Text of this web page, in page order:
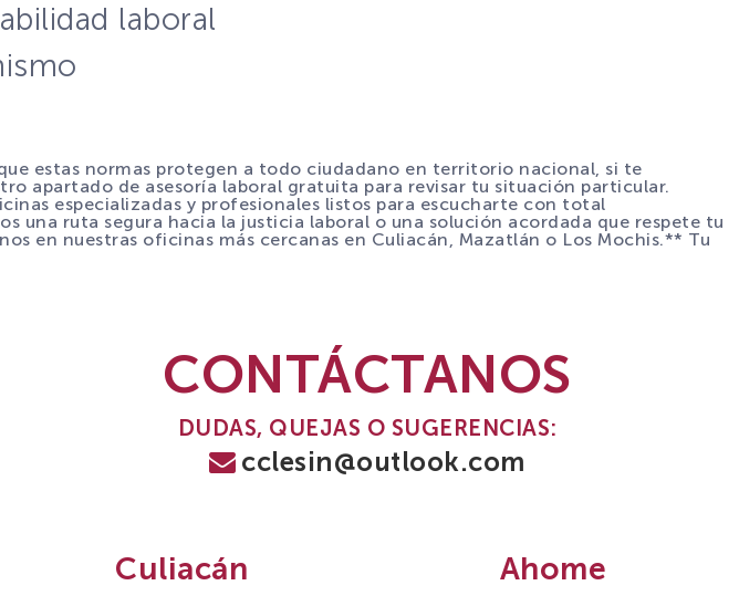
laboral
estas normas protegen a todo ciudadano en territorio nacional, si te
apartado de asesoría laboral gratuita para revisar tu situación particular.
especializadas y profesionales listos para escucharte con total
ruta segura hacia la justicia laboral o una solución acordada que respete tu
en nuestras oficinas más cercanas en Culiacán, Mazatlán o Los Mochis.** Tu
CONTÁCTANOS
DUDAS, QUEJAS O SUGERENCIAS:
cclesin@outlook.com
Culiacán Ahome